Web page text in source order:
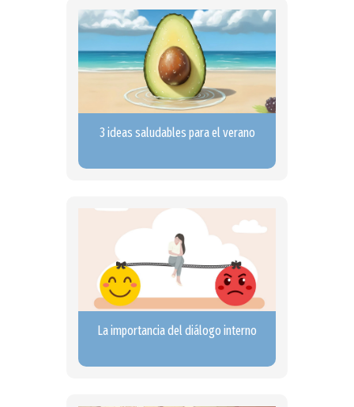
3 ideas saludables para el verano
La importancia del diálogo interno